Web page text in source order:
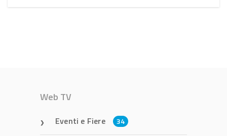
Web TV
Eventi e Fiere 34